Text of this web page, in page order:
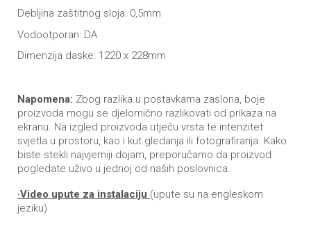
Debljina zaštitnog sloja: 0,5mm
Vodootporan: DA
Dimenzija daske: 1220 x 228mm
Napomena: Zbog razlika u postavkama zaslona, boje
proizvoda mogu se djelomično razlikovati od prikaza na
ekranu. Na izgled proizvoda utječu vrsta te intenzitet
svjetla u prostoru, kao i kut gledanja ili fotografiranja. Kako
biste stekli najvjerniji dojam, preporučamo da proizvod
pogledate uživo u jednoj od naših poslovnica.
·Video upute za instalaciju (upute su na engleskom
jeziku)